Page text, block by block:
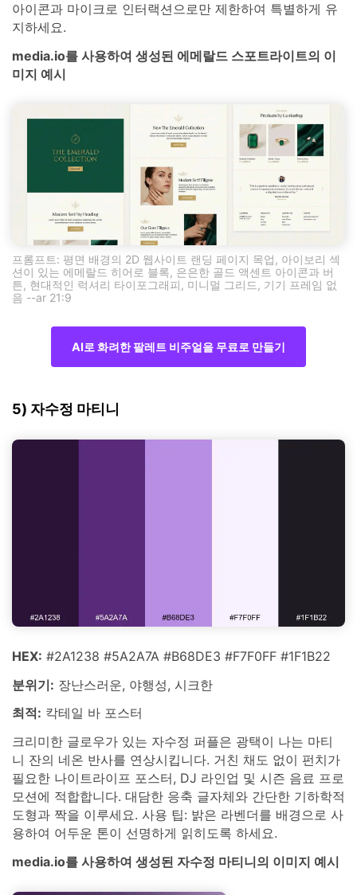
아이콘과 마이크로 인터랙션으로만 제한하여 특별하게 유
지하세요.
media.io를 사용하여 생성된 에메랄드 스포트라이트의 이
미지 예시
프롬프트: 평면 배경의 2D 웹사이트 랜딩 페이지 목업, 아이보리 섹
션이 있는 에메랄드 히어로 블록, 은은한 골드 액센트 아이콘과 버
튼, 현대적인 럭셔리 타이포그래피, 미니멀 그리드, 기기 프레임 없
음 --ar 21:9
AI로 화려한 팔레트 비주얼을 무료로 만들기
5) 자수정 마티니
HEX: #2A1238 #5A2A7A #B68DE3 #F7F0FF #1F1B22
분위기: 장난스러운, 야행성, 시크한
최적: 칵테일 바 포스터
크리미한 글로우가 있는 자수정 퍼플은 광택이 나는 마티
니 잔의 네온 반사를 연상시킵니다. 거친 채도 없이 펀치가
필요한 나이트라이프 포스터, DJ 라인업 및 시즌 음료 프로
모션에 적합합니다. 대담한 응축 글자체와 간단한 기하학적
도형과 짝을 이루세요. 사용 팁: 밝은 라벤더를 배경으로 사
용하여 어두운 톤이 선명하게 읽히도록 하세요.
media.io를 사용하여 생성된 자수정 마티니의 이미지 예시